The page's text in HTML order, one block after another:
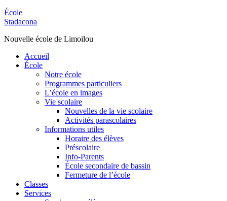
École
Stadacona
Nouvelle école de Limoilou
Accueil
École
Notre école
Programmes particuliers
L’école en images
Vie scolaire
Nouvelles de la vie scolaire
Activités parascolaires
Informations utiles
Horaire des élèves
Préscolaire
Info-Parents
École secondaire de bassin
Fermeture de l’école
Classes
Services